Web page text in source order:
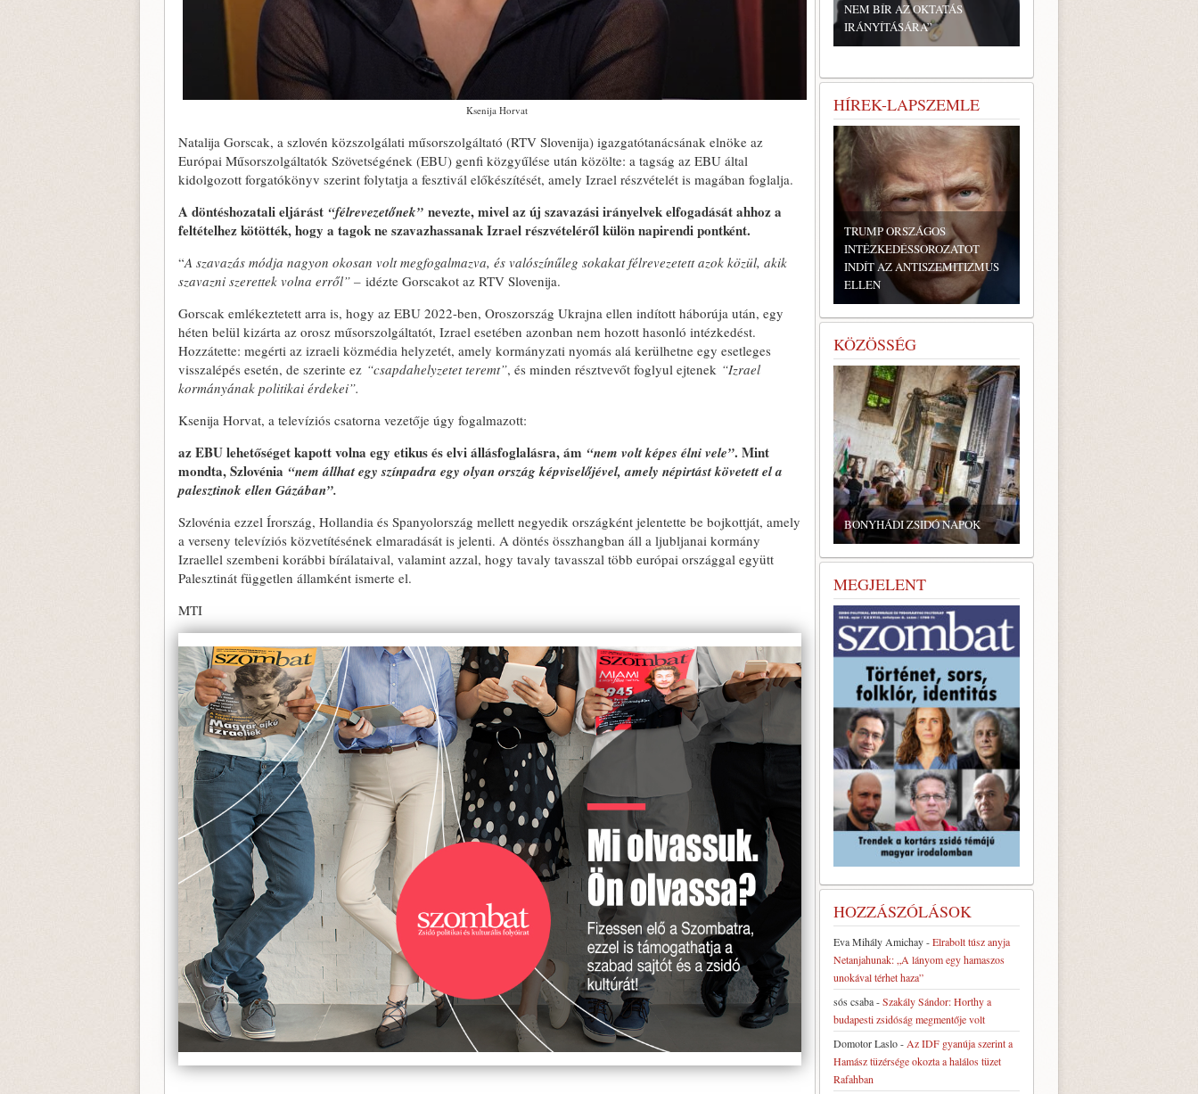
Ksenija Horvat
Natalija Gorscak, a szlovén közszolgálati műsorszolgáltató (RTV Slovenija) igazgatótanácsának elnöke az
Európai Műsorszolgáltatók Szövetségének (EBU) genfi közgyűlése után közölte: a tagság az EBU által
kidolgozott forgatókönyv szerint folytatja a fesztivál előkészítését, amely Izrael részvételét is magában foglalja.
A döntéshozatali eljárást “félrevezetőnek” nevezte, mivel az új szavazási irányelvek elfogadását ahhoz a
feltételhez kötötték, hogy a tagok ne szavazhassanak Izrael részvételéről külön napirendi pontként.
“A szavazás módja nagyon okosan volt megfogalmazva, és valószínűleg sokakat félrevezetett azok közül, akik
szavazni szerettek volna erről” – idézte Gorscakot az RTV Slovenija.
Gorscak emlékeztetett arra is, hogy az EBU 2022-ben, Oroszország Ukrajna ellen indított háborúja után, egy
héten belül kizárta az orosz műsorszolgáltatót, Izrael esetében azonban nem hozott hasonló intézkedést.
Hozzátette: megérti az izraeli közmédia helyzetét, amely kormányzati nyomás alá kerülhetne egy esetleges
visszalépés esetén, de szerinte ez “csapdahelyzetet teremt”, és minden résztvevőt foglyul ejtenek “Izrael
kormányának politikai érdekei”.
Ksenija Horvat, a televíziós csatorna vezetője úgy fogalmazott:
az EBU lehetőséget kapott volna egy etikus és elvi állásfoglalásra, ám “nem volt képes élni vele”. Mint
mondta, Szlovénia “nem állhat egy színpadra egy olyan ország képviselőjével, amely népirtást követett el a
palesztinok ellen Gázában”.
Szlovénia ezzel Írország, Hollandia és Spanyolország mellett negyedik országként jelentette be bojkottját, amely
a verseny televíziós közvetítésének elmaradását is jelenti. A döntés összhangban áll a ljubljanai kormány
Izraellel szembeni korábbi bírálataival, valamint azzal, hogy tavaly tavasszal több európai országgal együtt
Palesztinát független államként ismerte el.
MTI
NEM BÍR AZ OKTATÁS
IRÁNYÍTÁSÁRA”
HÍREK-LAPSZEMLE
TRUMP ORSZÁGOS
INTÉZKEDÉSSOROZATOT
INDÍT AZ ANTISZEMITIZMUS
ELLEN
KÖZÖSSÉG
BONYHÁDI ZSIDÓ NAPOK
ZSIDÓ GASZTRONÓMIAI
TALÁLKOZÓ A BONYHÁDI
ZSINAGÓGÁBAN
MEGJELENT
HOZZÁSZÓLÁSOK
Eva Mihály Amichay-Elrabolt túsz anyja
Netanjahunak: „A lányom egy hamaszos
unokával térhet haza”
sós csaba-Szakály Sándor: Horthy a
budapesti zsidóság megmentője volt
Domotor Laslo- Az IDF gyanúja szerint a
Hamász tüzérsége okozta a halálos tüzet
Rafahban